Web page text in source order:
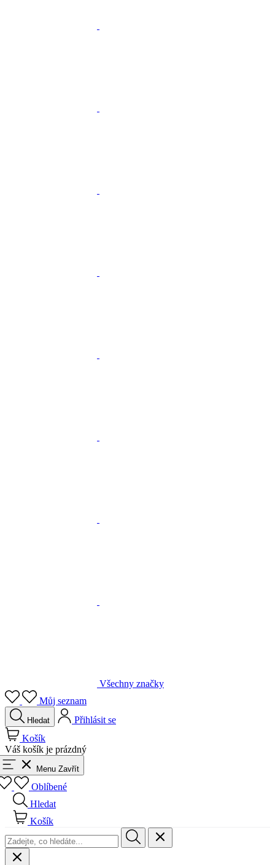
Všechny značky
Můj seznam
Hledat
Přihlásit se
Košík
Váš košík je prázdný
Menu Zavřít
Oblíbené
Hledat
Košík